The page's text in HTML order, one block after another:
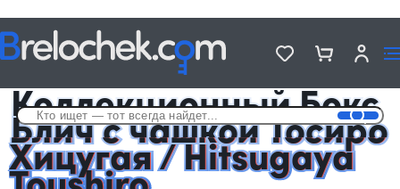
Коллекционный Бокс Блич с чашкой Тосиро Хицугая / Hitsugaya
Toushiro
Коллекционный Бокс
Блич с чашкой Тосиро
Хицугая / Hitsugaya